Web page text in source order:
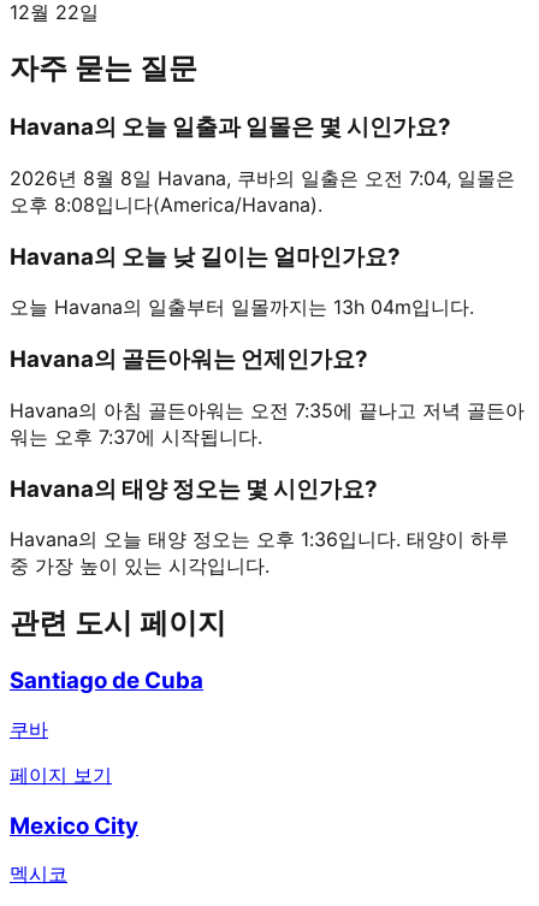
12월 22일
자주 묻는 질문
Havana의 오늘 일출과 일몰은 몇 시인가요?
2026년 8월 8일 Havana, 쿠바의 일출은 오전 7:04, 일몰은
오후 8:08입니다(America/Havana).
Havana의 오늘 낮 길이는 얼마인가요?
오늘 Havana의 일출부터 일몰까지는 13h 04m입니다.
Havana의 골든아워는 언제인가요?
Havana의 아침 골든아워는 오전 7:35에 끝나고 저녁 골든아
워는 오후 7:37에 시작됩니다.
Havana의 태양 정오는 몇 시인가요?
Havana의 오늘 태양 정오는 오후 1:36입니다. 태양이 하루
중 가장 높이 있는 시각입니다.
관련 도시 페이지
Santiago de Cuba
쿠바
페이지 보기
Mexico City
멕시코